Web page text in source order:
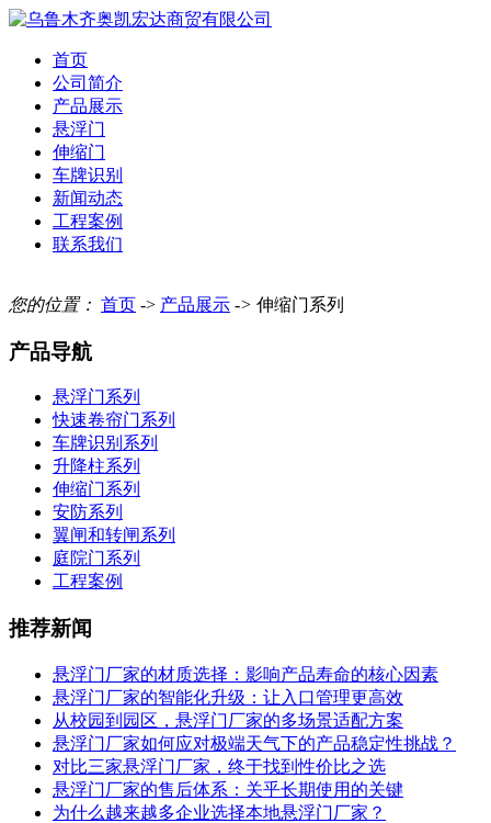
首页
公司简介
产品展示
悬浮门
伸缩门
车牌识别
新闻动态
工程案例
联系我们
您的位置： 首页 -> 产品展示 -> 伸缩门系列
产品导航
悬浮门系列
快速卷帘门系列
车牌识别系列
升降柱系列
伸缩门系列
安防系列
翼闸和转闸系列
庭院门系列
工程案例
推荐新闻
悬浮门厂家的材质选择：影响产品寿命的核心因素
悬浮门厂家的智能化升级：让入口管理更高效
从校园到园区，悬浮门厂家的多场景适配方案
悬浮门厂家如何应对极端天气下的产品稳定性挑战？
对比三家悬浮门厂家，终于找到性价比之选
悬浮门厂家的售后体系：关乎长期使用的关键
为什么越来越多企业选择本地悬浮门厂家？